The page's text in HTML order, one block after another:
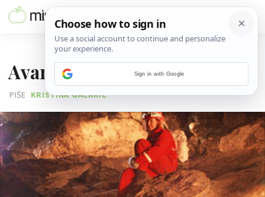
Avantura u utrobi Zemlje
PIŠE KRISTINA GAĆARIĆ
Sign in with Google